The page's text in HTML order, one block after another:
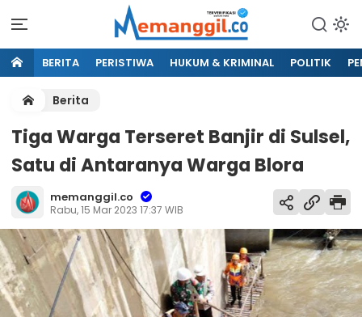
BERITA PERISTIWA HUKUM & KRIMINAL POLITIK
Berita
Tiga Warga Terseret Banjir di Sulsel,
Satu di Antaranya Warga Blora
memanggil.co
Rabu, 15 Mar 2023 17:37 WIB